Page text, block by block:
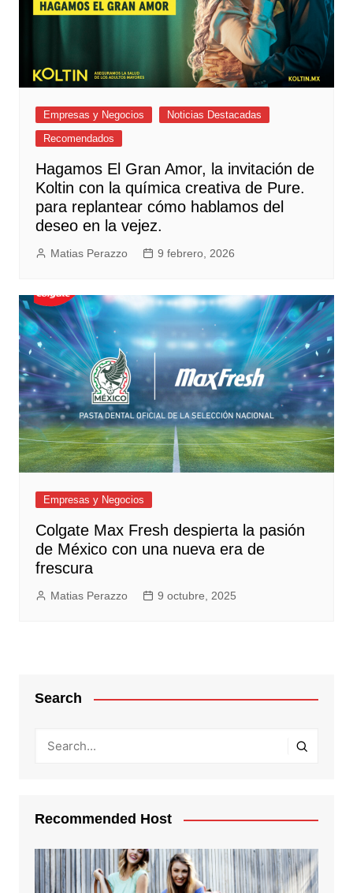
Empresas y Negocios
Noticias Destacadas
Recomendados
Hagamos El Gran Amor, la invitación de
Koltin con la química creativa de Pure.
para replantear cómo hablamos del
deseo en la vejez.
Matias Perazzo 9 febrero, 2026
Empresas y Negocios
Colgate Max Fresh despierta la pasión
de México con una nueva era de
frescura
Matias Perazzo 9 octubre, 2025
Search
Recommended Host